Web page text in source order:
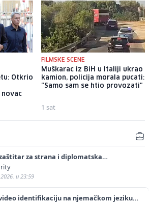
Otkrio
FILMSKE SCENE
Muškarac iz BiH u Italiji ukrao
kamion, policija morala pucati:
"Samo sam se htio provozati"
1 sat
za strana i diplomatska
(m/ž)
u 23:59
identifikaciju na njemačkom jeziku